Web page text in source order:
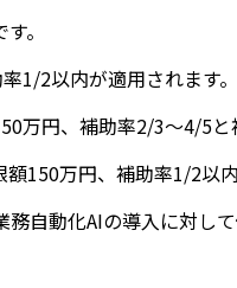
。
1/2以内が適用されます
万円、補助率2/3〜4/5
150万円、補助率1/2以
自動化AIの導入に対し